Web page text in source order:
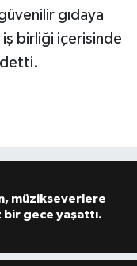
gıdaya
iş birliği içerisinde
müzikseverlere
bir gece yaşattı.